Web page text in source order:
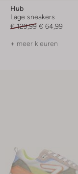
Hub
Lage sneakers
€ 129,99 € 64,99
+ meer kleuren